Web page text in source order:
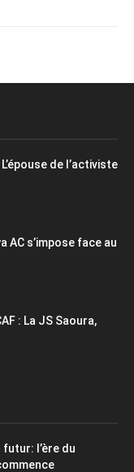
de l’activiste
AC s’impose face au
: La JS Saoura,
futur: l’ère du